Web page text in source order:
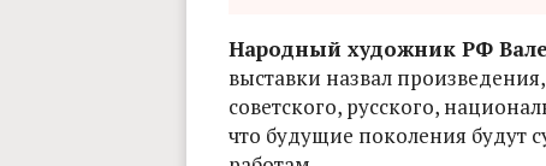
Народный художник РФ
выставки назвал
советского, русского,
что будущие поколения будут